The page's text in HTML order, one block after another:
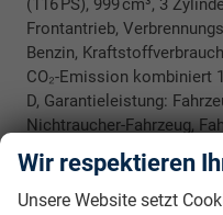
(116 PS), 999 cm³, 3
Frontantrieb,
Benzin,
CO₂-Emission kombiniert
D, Garantieleistung:
Nichtraucher-Fahrzeug,
Rückrufbitte absenden
PDF-Datei,Drucken,
Wir respektieren
Unsere Website setzt